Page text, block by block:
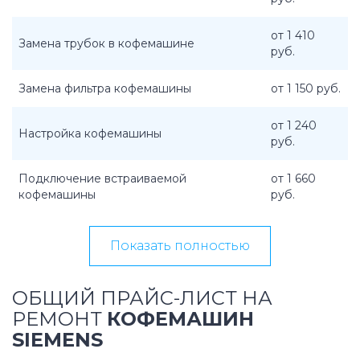
Замена трубок в кофемашине
от 1 410
руб.
Замена фильтра кофемашины от 1 150 руб.
Настройка кофемашины
от 1 240
руб.
Подключение встраиваемой
кофемашины
от 1 660
руб.
Показать полностью
ОБЩИЙ ПРАЙС-ЛИСТ НА
РЕМОНТ КОФЕМАШИН
SIEMENS